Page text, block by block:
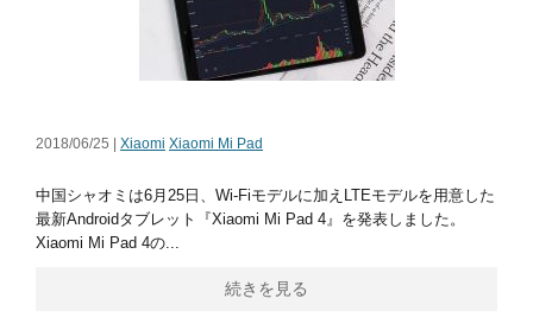
2018/06/25 | Xiaomi Xiaomi Mi Pad
中国シャオミは6月25日、Wi-Fiモデルに加えLTEモデルを用意した
最新Androidタブレット『Xiaomi Mi Pad 4』を発表しました。
Xiaomi Mi Pad 4の...
続きを見る